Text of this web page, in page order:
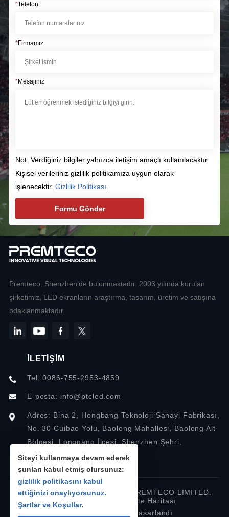
*Telefon
*Firmamız
*Mesajınız
Not: Verdiğiniz bilgiler yalnızca iletişim amaçlı kullanılacaktır.
Kişisel verileriniz gizlilik politikamıza uygun olarak
işlenecektir.Gizlilik Politikası.
Premteco, Shenzhen'de bulunmaktadır. 2003 yılında kurulan
şirketimiz, LED ekranların araştırma, tasarım, üretim ve satışına
odaklanmaktadır.
İLETİŞİM
Tel: 0086-755-2953-4859
E-posta: info@ptcled.com
Adres: Bina 2, Hongbang Teknoloji Sanayi Fabrikası,
No. 30 Cuibao Yolu, Baolong Mahallesi, Baolong Alt
Bölgesi, Longgang İlçesi, Shenzhen Şehri,
Guangdong, Çin
Telif hakkı © 2026 SHENZHEN PREMTECO LIMITED.
Tüm hakları saklıdır.
Site Haritası
IWONDER tarafından tasarlandı
Siteyi kullanmaya devam ederek
şunları kabul etmiş olursunuz:
gizlilik politikasını kabul
ettiğinizi onaylıyorsunuz.
Şartlar ve Koşullar.